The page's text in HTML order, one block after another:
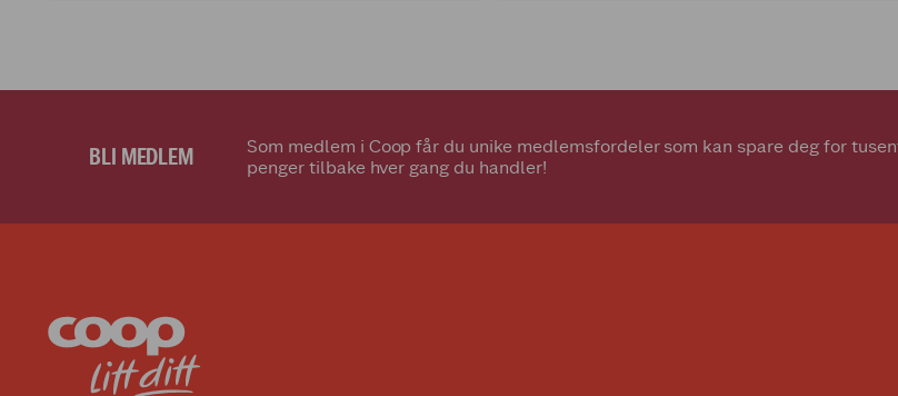
BLI MEDLEM
Som medlem i Coop får du unike medlemsfordeler som kan spare deg for
penger tilbake hver gang du handler!